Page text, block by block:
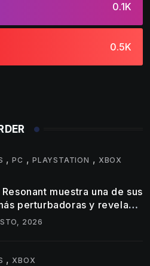
0.1K
0.5K
,PC ,PLAYSTATION , XBOX
muestra una de sus
perturbadoras y revela
de su gameplay
2026
, XBOX